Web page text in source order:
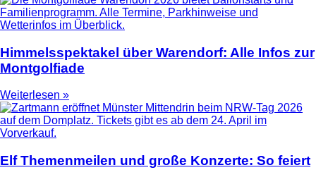
Himmelsspektakel über Warendorf: Alle Infos zur
Montgolfiade
Weiterlesen »
Elf Themenmeilen und große Konzerte: So feiert